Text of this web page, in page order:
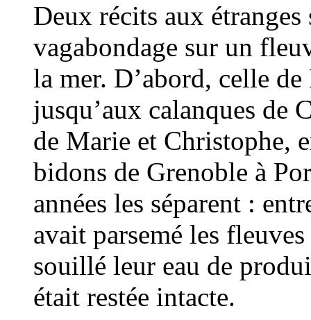
Deux récits aux
vagabondage sur un
la mer. D’abord, celle
jusqu’aux calanques de
de Marie et Christophe,
bidons de Grenoble à
années les séparent :
avait parsemé les
souillé leur eau de
était restée intacte.